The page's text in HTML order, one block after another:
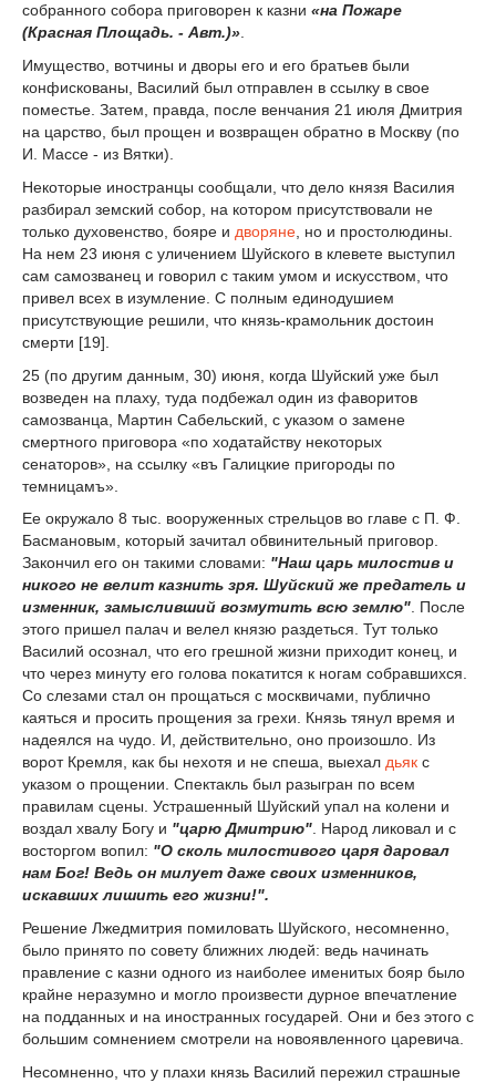
собранного собора приговорен к казни «на Пожаре
(Красная Площадь. - Авт.)».
Имущество, вотчины и дворы его и его братьев были
конфискованы, Василий был отправлен в ссылку в свое
поместье. Затем, правда, после венчания 21 июля Дмитрия
на царство, был прощен и возвращен обратно в Москву (по
И. Массе - из Вятки).
Некоторые иностранцы сообщали, что дело князя Василия
разбирал земский собор, на котором присутствовали не
только духовенство, бояре и дворяне , но и простолюдины.
На нем 23 июня с уличением Шуйского в клевете выступил
сам самозванец и говорил с таким умом и искусством, что
привел всех в изумление. С полным единодушием
присутствующие решили, что князь-крамольник достоин
смерти [19].
25 (по другим данным, 30) июня, когда Шуйский уже был
возведен на плаху, туда подбежал один из фаворитов
самозванца, Мартин Сабельский, с указом о замене
смертного приговора «по ходатайству некоторых
сенаторов», на ссылку «въ Галицкие пригороды по
темницамъ».
Ее окружало 8 тыс. вооруженных стрельцов во главе с П. Ф.
Басмановым, который зачитал обвинительный приговор.
Закончил его он такими словами: "Наш царь милостив и
никого не велит казнить зря. Шуйский же предатель и
изменник, замысливший возмутить всю землю". После
этого пришел палач и велел князю раздеться. Тут только
Василий осознал, что его грешной жизни приходит конец, и
что через минуту его голова покатится к ногам собравшихся.
Со слезами стал он прощаться с москвичами, публично
каяться и просить прощения за грехи. Князь тянул время и
надеялся на чудо. И, действительно, оно произошло. Из
ворот Кремля, как бы нехотя и не спеша, выехал дьяк с
указом о прощении. Спектакль был разыгран по всем
правилам сцены. Устрашенный Шуйский упал на колени и
воздал хвалу Богу и "царю Дмитрию". Народ ликовал и с
восторгом вопил: "О сколь милостивого царя даровал
нам Бог! Ведь он милует даже своих изменников,
искавших лишить его жизни!".
Решение Лжедмитрия помиловать Шуйского, несомненно,
было принято по совету ближних людей: ведь начинать
правление с казни одного из наиболее именитых бояр было
крайне неразумно и могло произвести дурное впечатление
на подданных и на иностранных государей. Они и без этого с
большим сомнением смотрели на новоявленного царевича.
Несомненно, что у плахи князь Василий пережил страшные